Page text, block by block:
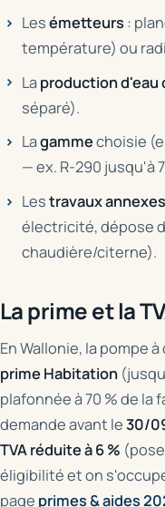
Lesémetteurs:
température) ou
Laproduction d'eau
séparé).
Lagammechoisie
— ex. R-290 jusqu'à
Lestravaux annexes
électricité, dépose
chaudière/citerne).
La prime et la
En Wallonie, la pompe
prime Habitation
plafonnée à 70 % de la
demande avant le30/
TVA réduite à 6 %
éligibilité et on
page primes & aides